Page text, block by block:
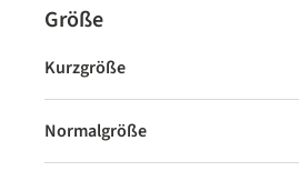
Größe
Kurzgröße
Normalgröße